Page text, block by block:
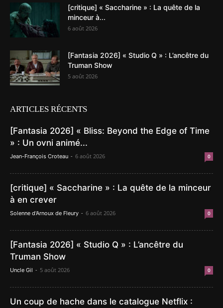
[critique] « Saccharine » : La quête de la
minceur à...
6 août 2026
[Fantasia 2026] « Studio Q » : L’ancêtre du
Truman Show
5 août 2026
ARTICLES RÉCENTS
[Fantasia 2026] « Bliss: Beyond the Edge of Time
» : Un ovni animé...
Jean-François Croteau - 6 août 2026 0
[critique] « Saccharine » : La quête de la minceur
à en crever
Solenne d'Arnoux de Fleury - 6 août 2026 0
[Fantasia 2026] « Studio Q » : L’ancêtre du
Truman Show
Uncle Gil - 5 août 2026 0
Un coup de hache dans le catalogue Netflix :